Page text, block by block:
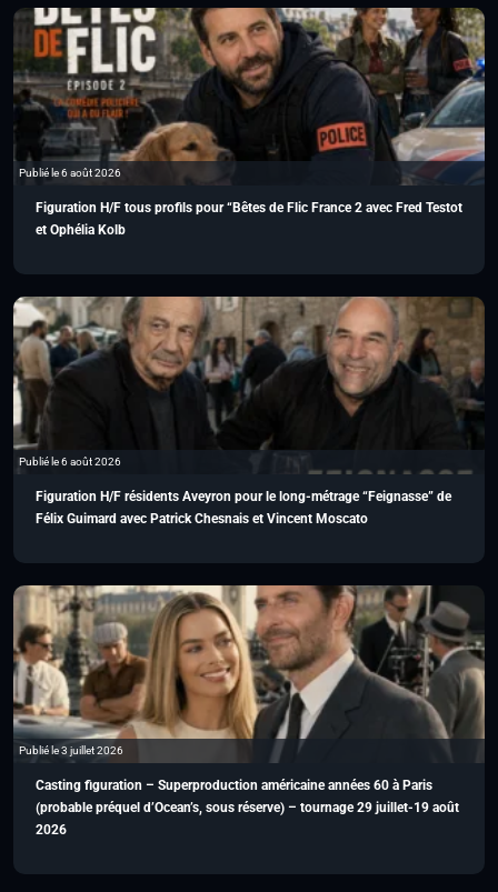
Publié le 6 août 2026
Figuration H/F tous profils pour “Bêtes de Flic France 2 avec Fred Testot
et Ophélia Kolb
Publié le 6 août 2026
Figuration H/F résidents Aveyron pour le long-métrage “Feignasse” de
Félix Guimard avec Patrick Chesnais et Vincent Moscato
Publié le 3 juillet 2026
Casting figuration – Superproduction américaine années 60 à Paris
(probable préquel d’Ocean’s, sous réserve) – tournage 29 juillet-19 août
2026